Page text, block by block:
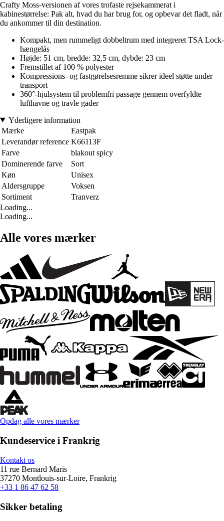
Crafty Moss-versionen af vores trofaste rejsekammerat i
kabinestørrelse: Pak alt, hvad du har brug for, og opbevar det fladt, når
du ankommer til din destination.
Kompakt, men rummeligt dobbeltrum med integreret TSA Lock-
hængelås
Højde: 51 cm, bredde: 32,5 cm, dybde: 23 cm
Fremstillet af 100 % polyester
Kompressions- og fastgørelsesremme sikrer ideel støtte under
transport
360°-hjulsystem til problemfri passage gennem overfyldte
lufthavne og travle gader
Yderligere information
Mærke
Eastpak
Leverandør reference K66113F
Farve
blakout spicy
Dominerende farve
Sort
Køn
Unisex
Aldersgruppe
Voksen
Sortiment
Tranverz
Loading...
Loading...
Alle vores mærker
Opdag alle vores mærker
Kundeservice i Frankrig
Kontakt os
11 rue Bernard Maris
37270 Montlouis-sur-Loire, Frankrig
+33 1 86 47 62 58
Sikker betaling